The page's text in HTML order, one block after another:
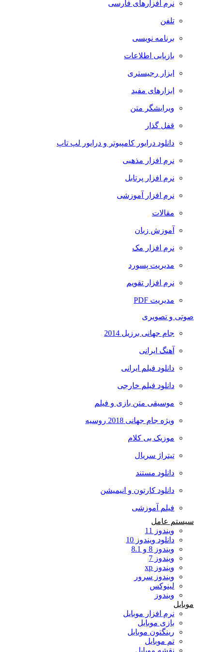
نرم افزارهای فارسی
تلفن
برنامه نویسی
بازیابی اطلاعات
ابزار رجیستری
ابزارهای مفید
ویرایشگر متن
قفل گذار
دانلود درایور کامپیوتر و درایور لپ تاپ
نرم افزار مذهبی
نرم افزار پرتابل
نرم افزار آموزشی
مقالات
آموزش زبان
نرم افزار مک
مدیریت پسورد
نرم افزار تقویم
مدیریت PDF
صوتی و تصویری
جام جهانی برزیل 2014
آهنگ ایرانی
دانلود فیلم ایرانی
دانلود فیلم خارجی
موسیقی متن بازی و فیلم
ویژه جام جهانی 2018 روسیه
موزیک بی کلام
تیتراژ سریال
دانلود مستند
دانلود کارتون و انیمیشن
فیلم آموزشی
سیستم عامل
ویندوز 11
دانلود ویندوز 10
ویندوز 8 و 8.1
ویندوز 7
ویندوز xp
ویندوز سرور
لینوکس
ویندوز
موبایل
نرم افزار موبایل
بازی موبایل
رینگتون موبایل
تم موبایل
نقشه موبایل